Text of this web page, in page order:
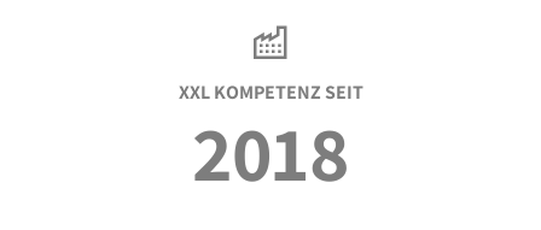
XXL KOMPETENZ SEIT
2018